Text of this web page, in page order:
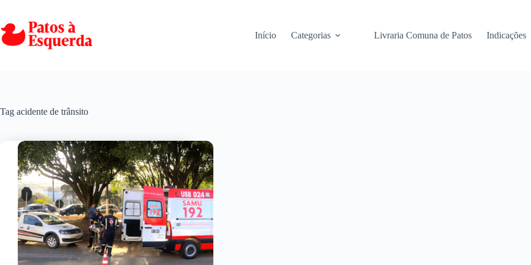
o
conteúdo
Início Categorias Livraria Comuna de Patos Indicações
Tag acidente de trânsito